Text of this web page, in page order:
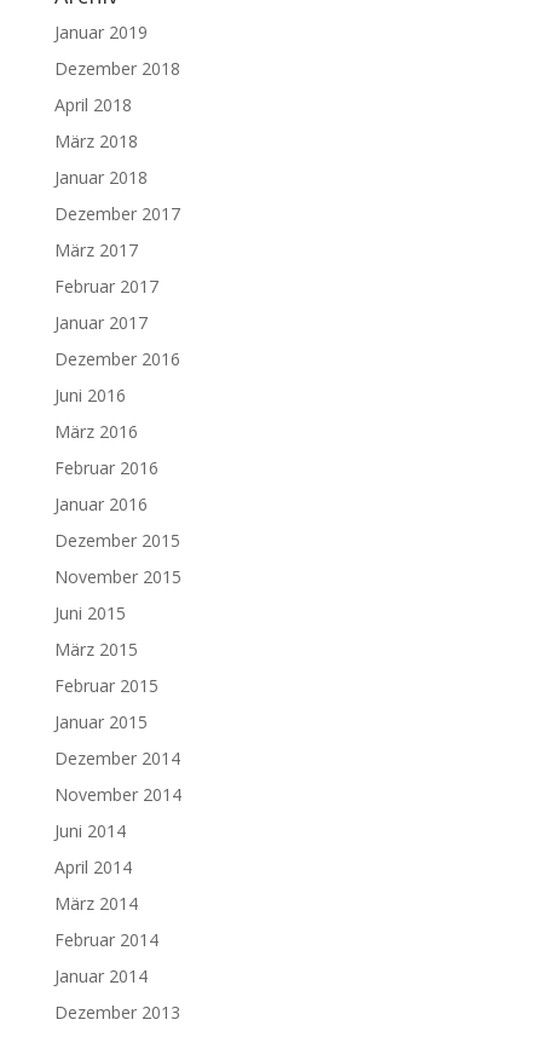
Januar 2019
Dezember 2018
April 2018
März 2018
Januar 2018
Dezember 2017
März 2017
Februar 2017
Januar 2017
Dezember 2016
Juni 2016
März 2016
Februar 2016
Januar 2016
Dezember 2015
November 2015
Juni 2015
März 2015
Februar 2015
Januar 2015
Dezember 2014
November 2014
Juni 2014
April 2014
März 2014
Februar 2014
Januar 2014
Dezember 2013